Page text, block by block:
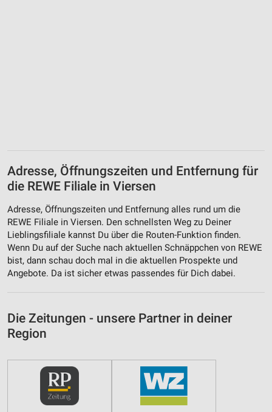
Adresse, Öffnungszeiten und Entfernung für
die REWE Filiale in Viersen
Adresse, Öffnungszeiten und Entfernung alles rund um die
REWE Filiale in Viersen. Den schnellsten Weg zu Deiner
Lieblingsfiliale kannst Du über die Routen-Funktion finden.
Wenn Du auf der Suche nach aktuellen Schnäppchen von REWE
bist, dann schau doch mal in die aktuellen Prospekte und
Angebote. Da ist sicher etwas passendes für Dich dabei.
Die Zeitungen - unsere Partner in deiner
Region